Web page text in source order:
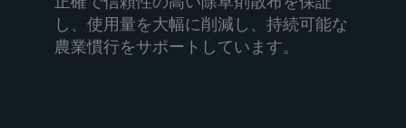
し、使用量を大幅に削減し、持続可能な
農業慣行をサポートしています。